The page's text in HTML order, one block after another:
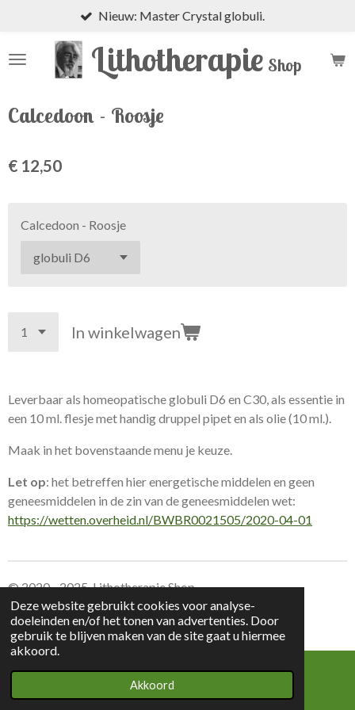
Deze website gebruikt cookies voor analyse-
doeleinden en/of het tonen van advertenties. Door
gebruik te blijven maken van de site gaat u hiermee
akkoord.
Akkoord
naar
Lithotherapie Shop
Nieuw: Master Crystal globuli.
Calcedoon - Roosje
€ 12,50
Calcedoon - Roosje
In winkelwagen
Leverbaar als homeopatische globuli D6 en C30, als essentie in
een 10 ml. flesje met handig druppel pipet en als olie (10 ml.).
Maak in het bovenstaande menu je keuze.
Let op: het betreffen hier energetische middelen en geen
geneesmiddelen in de zin van de geneesmiddelen wet:
https://wetten.overheid.nl/BWBR0021505/2020-04-01
© 2020 - 2025 Lithotherapie Shop
Leverings voorwaarden Lithotherapie Shop